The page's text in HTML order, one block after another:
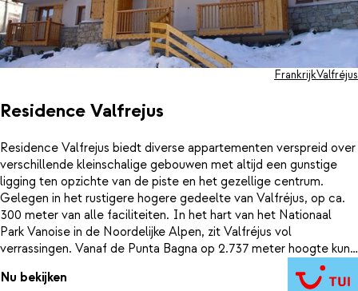
Residence Valfrejus
FrankrijkValfréjus
Residence Valfrejus biedt diverse appartementen verspreid over
verschillende kleinschalige gebouwen met altijd een gunstige
ligging ten opzichte van de piste en het gezellige centrum.
Gelegen in het rustigere hogere gedeelte van Valfréjus, op ca.
300 meter van alle faciliteiten. In het hart van het Nationaal
Park Vanoise in de Noordelijke Alpen, zit Valfréjus vol
verrassingen. Vanaf de Punta Bagna op 2.737 meter hoogte kun
je 24 pistes volgen, verspreid over 70 kilometer met een hoogte
verschil van 1.200 meter. Wintersportplezier tegen aantrekkelijke
Nu bekijken